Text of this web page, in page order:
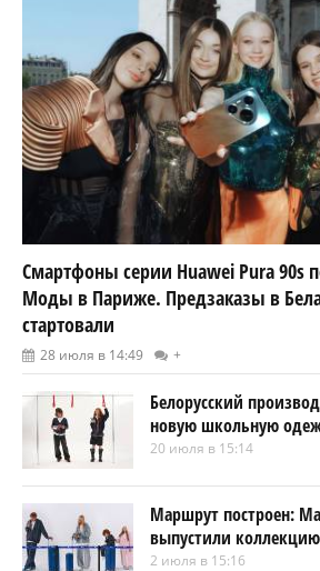
Смартфоны серии Huawei Pura 90s
Моды в Париже. Предзаказы в
стартовали
28 июля в 14:49 +
Белорусский
новую школьную
20 июля в 15:14
Маршрут построен:
выпустили
2 июля в 15:16